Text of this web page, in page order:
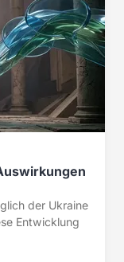
der Ukraine
Entwicklung